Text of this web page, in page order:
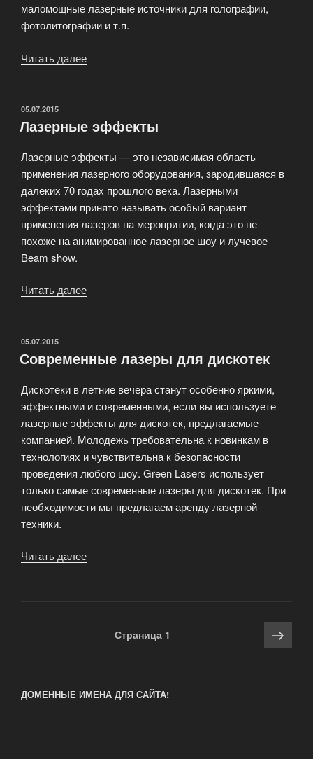
маломощные лазерные источники для голографии,
фотолитографии и т.п.
Читать далее
ОПУБЛИКОВАНО
05.07.2015
Лазерные эффекты
Лазерные эффекты — это независимая область
применения лазерного оборудования, зародившаяся в
далеких 70 годах прошлого века. Лазерными
эффектами принято называть особый вариант
применения лазеров на меропритии, когда это не
похоже на анимированное лазерное шоу и лучевое
Beam show.
Читать далее
ОПУБЛИКОВАНО
05.07.2015
Современные лазеры для дискотек
Дискотеки в летние вечера станут особенно яркими,
эффектными и современными, если вы используете
лазерные эффекты для дискотек, предлагаемые
компанией. Молодежь требовательна к новинкам в
технологиях и чувствительна к безопасности
проведения любого шоу. Green Lasers использует
только самые современные лазеры для дискотек. При
необходимости мы предлагаем аренду лазерной
техники.
Читать далее
Страница 1
ДОМЕННЫЕ ИМЕНА ДЛЯ САЙТА!